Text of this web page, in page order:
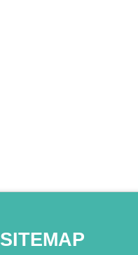
SITEMAP